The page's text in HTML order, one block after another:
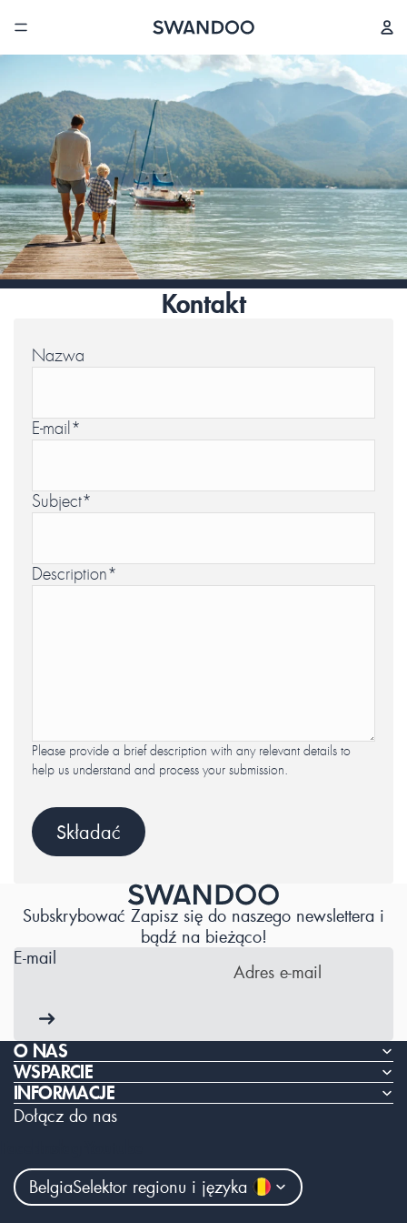
Kontakt
Nazwa
E-mail *
Subject*
Description*
Please provide a brief description with any relevant details to
help us understand and process your submission.
Składać
Subskrybować Zapisz się do naszego newslettera i
bądź na bieżąco!
E-mail
O NAS
WSPARCIE
INFORMACJE
Dołącz do nas
BelgiaSelektor regionu i języka